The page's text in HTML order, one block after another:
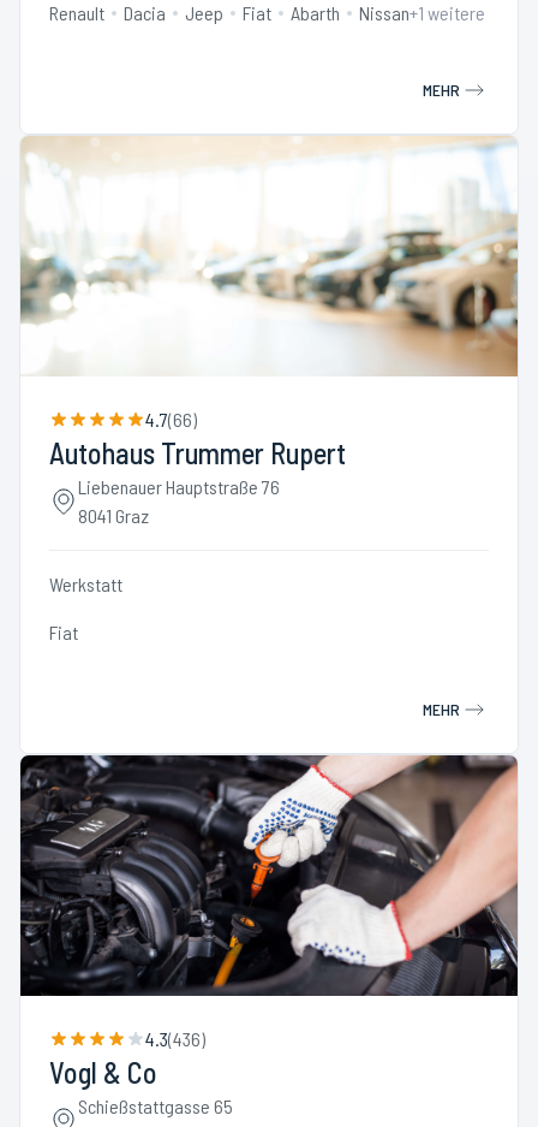
Renault Dacia Jeep Fiat Abarth Nissan+1 weitere
MEHR
4.7(66)
Autohaus Trummer Rupert
Liebenauer Hauptstraße 76
8041 Graz
Werkstatt
Fiat
MEHR
4.3(436)
Vogl & Co
Schießstattgasse 65